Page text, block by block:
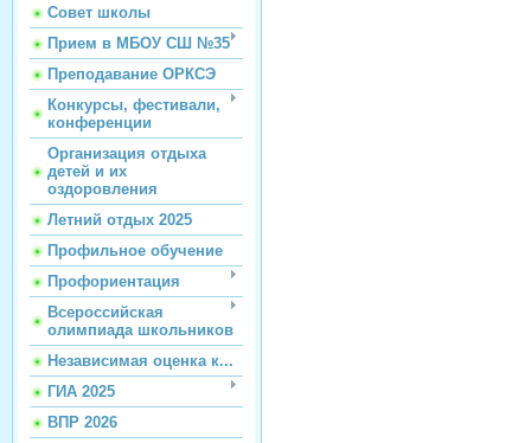
Совет школы
Прием в МБОУ СШ №35
Преподавание ОРКСЭ
Конкурсы, фестивали,
конференции
Организация отдыха
детей и их
оздоровления
Летний отдых 2025
Профильное обучение
Профориентация
Всероссийская
олимпиада школьников
Независимая оценка к...
ГИА 2025
ВПР 2026